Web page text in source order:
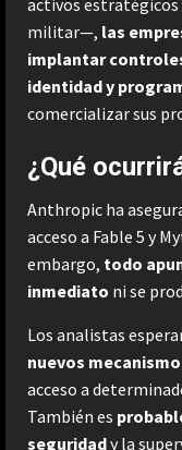
militar—, las
implantar
identidad y
comercializar sus
¿Qué
Anthropic ha
acceso a Fable 5 y
embargo, todo
inmediato ni se
Los analistas
nuevos
acceso a
También es
seguridady la